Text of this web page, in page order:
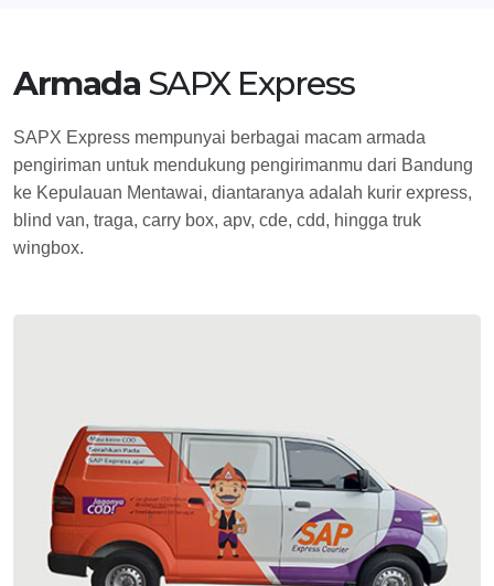
Armada SAPX Express
SAPX Express mempunyai berbagai macam armada
pengiriman untuk mendukung pengirimanmu dari Bandung
ke Kepulauan Mentawai, diantaranya adalah kurir express,
blind van, traga, carry box, apv, cde, cdd, hingga truk
wingbox.